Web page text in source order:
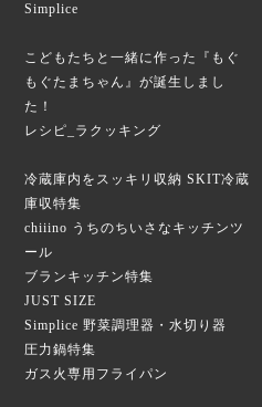
Simplice
こどもたちと一緒に作った『もぐ
もぐたまちゃん』が誕生しまし
た！
レシピ_ラクッキング
冷蔵庫内をスッキリ収納 SKIT冷蔵
庫収特集
chiiino うちのちいさなキッチンツ
ール
ブランキッチン特集
JUST SIZE
Simplice 野菜調理器・水切り器
圧力鍋特集
ガス火専用フライパン